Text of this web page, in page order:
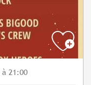
à 21:00